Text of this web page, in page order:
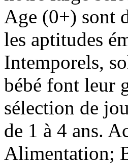
Age (0+) sont
les aptitudes
Intemporels,
bébé font leur
sélection de
de 1 à 4 ans.
Alimentation;